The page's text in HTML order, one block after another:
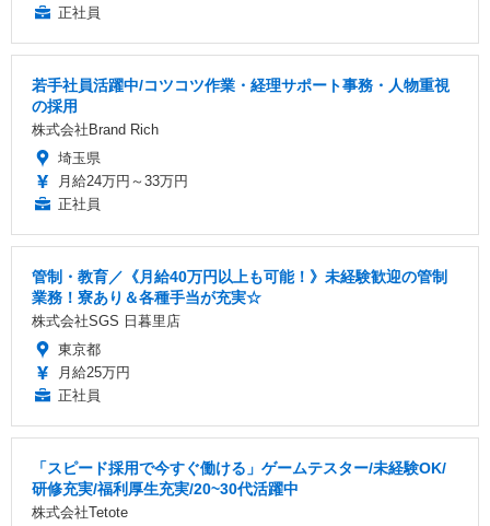
正社員
若手社員活躍中/コツコツ作業・経理サポート事務・人物重視
の採用
株式会社Brand Rich
埼玉県
月給24万円～33万円
正社員
管制・教育／《月給40万円以上も可能！》未経験歓迎の管制
業務！寮あり＆各種手当が充実☆
株式会社SGS 日暮里店
東京都
月給25万円
正社員
「スピード採用で今すぐ働ける」ゲームテスター/未経験OK/
研修充実/福利厚生充実/20~30代活躍中
株式会社Tetote